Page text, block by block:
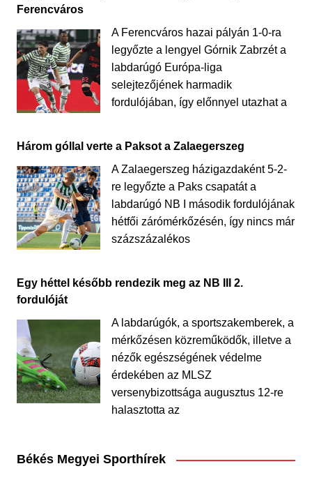
Ferencváros
A Ferencváros hazai pályán 1-0-ra
legyőzte a lengyel Górnik Zabrzét a
labdarúgó Európa-liga
selejtezőjének harmadik
fordulójában, így előnnyel utazhat a
Három góllal verte a Paksot a Zalaegerszeg
A Zalaegerszeg házigazdaként 5-2-
re legyőzte a Paks csapatát a
labdarúgó NB I második fordulójának
hétfői zárómérkőzésén, így nincs már
százszázalékos
Egy héttel később rendezik meg az NB III 2.
fordulóját
A labdarúgók, a sportszakemberek, a
mérkőzésen közreműködők, illetve a
nézők egészségének védelme
érdekében az MLSZ
versenybizottsága augusztus 12-re
halasztotta az
Békés Megyei Sporthírek